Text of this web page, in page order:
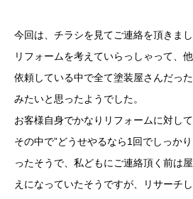
今回は、チラシを見てご連絡を頂きまし
リフォームを考えていらっしゃって、
依頼している中で全て塗装屋さんだっ
みたいと思ったようでした。
お客様自身でかなりリフォームに対し
その中で”どうせやるなら1回でしっか
ったそうで、私どもにご連絡頂く前は
えになっていたそうですが、リサーチ